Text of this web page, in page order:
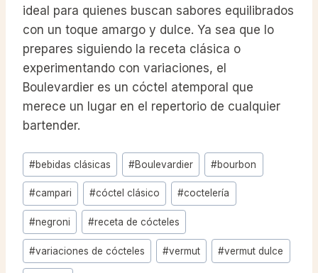
ideal para quienes buscan sabores equilibrados
con un toque amargo y dulce. Ya sea que lo
prepares siguiendo la receta clásica o
experimentando con variaciones, el
Boulevardier es un cóctel atemporal que
merece un lugar en el repertorio de cualquier
bartender.
Post
Tags:
#bebidas clásicas #Boulevardier #bourbon
#campari #cóctel clásico #coctelería
#negroni #receta de cócteles
#variaciones de cócteles #vermut #vermut dulce